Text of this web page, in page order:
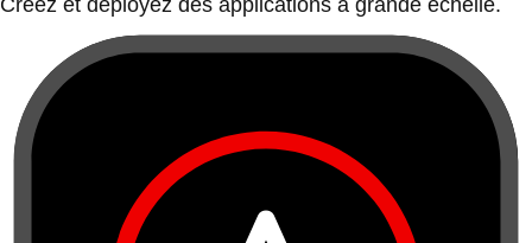
Créez et déployez des applications à grande échelle.